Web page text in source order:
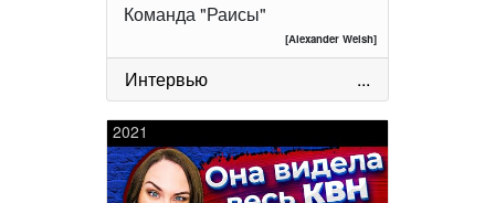
Команда "Раисы"
[Alexander Welsh]
Интервью ...
2021